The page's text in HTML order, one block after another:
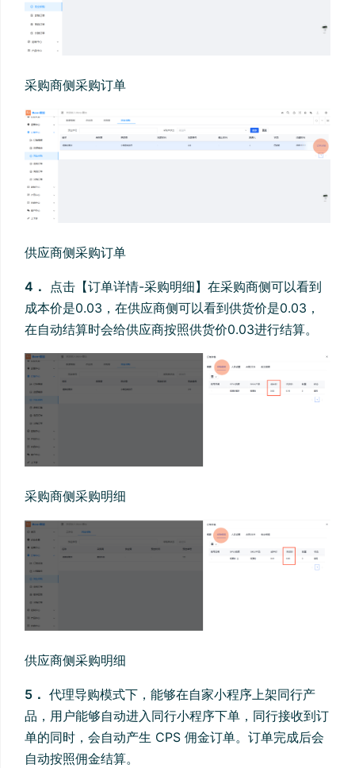
采购商侧采购订单
供应商侧采购订单
4．
点击【订单详情-采购明细】在采购商侧可以看到
成本价是0.03，在供应商侧可以看到供货价是0.03，
在自动结算时会给供应商按照供货价0.03进行结算。
采购商侧采购明细
供应商侧采购明细
5． 代理导购模式下，能够在自家小程序上架同行产
品，用户能够自动进入同行小程序下单，同行接收到订
单的同时，会自动产生 CPS 佣金订单。订单完成后会
自动按照佣金结算。